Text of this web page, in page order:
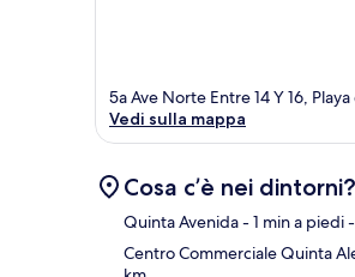
5a Ave Norte Entre 14 Y 16,
Vedi sulla mappa
Cosa c’è nei dintorni?
Quinta Avenida- 1 min a piedi
Centro Commerciale Quinta